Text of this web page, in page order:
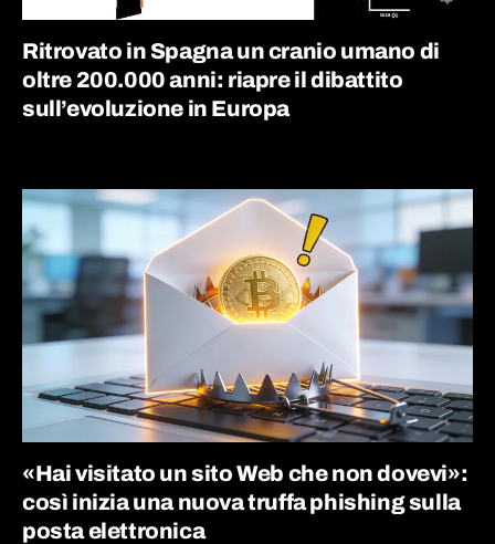
Ritrovato in Spagna un cranio umano di
oltre 200.000 anni: riapre il dibattito
sull’evoluzione in Europa
«Hai visitato un sito Web che non dovevi»:
così inizia una nuova truffa phishing sulla
posta elettronica